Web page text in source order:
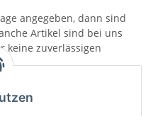
angegeben, dann sind
Artikel sind bei uns
keine zuverlässigen